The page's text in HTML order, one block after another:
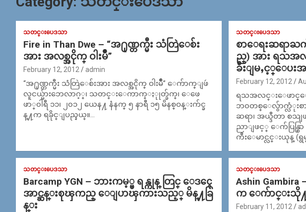
သတင္းပေဒသာ
Fire in Than Dwe – “အ႐ုဏ္တက္မီး သံတြဲေစ်း
အား အလစ္အငိုက္ ဝါးမ်ဳိ”
February 12, 2012 admin
“အ႐ုဏ္တက္မီး သံတြဲေစ်းအား အလစ္အငိုက္ ဝါးမ်ဳိ” ေက်ာက္ျဖဴ
လူငယ္မ်ားဘေလာဂ့္၊ သတင္းေကာက္ႏုုတ္ခ်က္၊ ေဖေ
ဖာ္၀ါရီ ၁၁၊ ၂၀၁၂ ယေန႔ နံနက္ ၅ နာရီ ၁၅ မိနစ္ဝန္းက်င္ခ
န္႔က ရခိုင္ျပည္နယ္။…
သတင္းပေဒသာ
စာေရးဆရာႀ
ည္) အား ရသအလ
ခ်ီးျမႇင့္ေပး
February 12, 2012
ရသအလင္းေဖာင္ေဒ
ဘ၀တစ္ေလွ်ာက္လံုးစာ
ဆရာ၊ အယ္ဒီတာ စ
ညာျဖင့္ ေက်ပြန္စ
ကီးေမာင္လင္းယုန္ (
သတင္းပေဒသာ
Barcamp YGN – ဘားကမ့္ပ္ ရန္ကုန္ တြင္ ေဒၚေ
အာင္ဆန္းစုၾကည္ ေျပာၾကားသည့္ မိန္႔ခြ
န္း
သတင္းပေဒသာ
Ashin
က ေက်ာင္းသို႔
February 11, 2012